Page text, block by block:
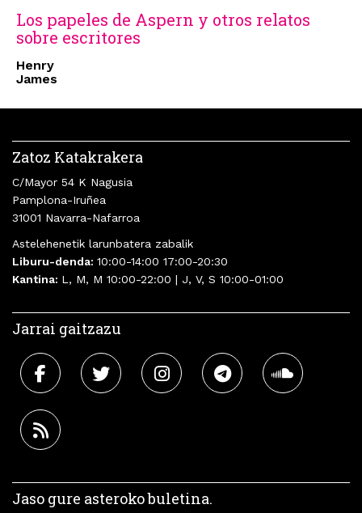
Los papeles de Aspern y otros relatos
sobre escritores
Henry
James
Zatoz Katakrakera
C/Mayor 54 K Nagusia
Pamplona-Iruñea
31001 Navarra-Nafarroa
Astelehenetik larunbatera zabalik
Liburu-denda: 10:00-14:00 17:00-20:30
Kantina: L, M, M 10:00-22:00 | J, V, S 10:00-01:00
Jarrai gaitzazu
Jaso gure asteroko buletina.